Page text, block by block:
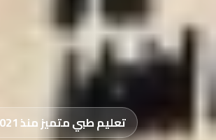
تعليم طبي متميز منذ 2021